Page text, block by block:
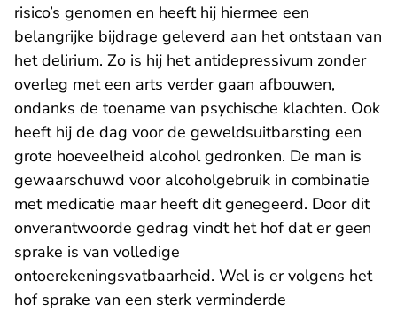
risico’s genomen en heeft hij hiermee een
belangrijke bijdrage geleverd aan het ontstaan van
het delirium. Zo is hij het antidepressivum zonder
overleg met een arts verder gaan afbouwen,
ondanks de toename van psychische klachten. Ook
heeft hij de dag voor de geweldsuitbarsting een
grote hoeveelheid alcohol gedronken. De man is
gewaarschuwd voor alcoholgebruik in combinatie
met medicatie maar heeft dit genegeerd. Door dit
onverantwoorde gedrag vindt het hof dat er geen
sprake is van volledige
ontoerekeningsvatbaarheid. Wel is er volgens het
hof sprake van een sterk verminderde